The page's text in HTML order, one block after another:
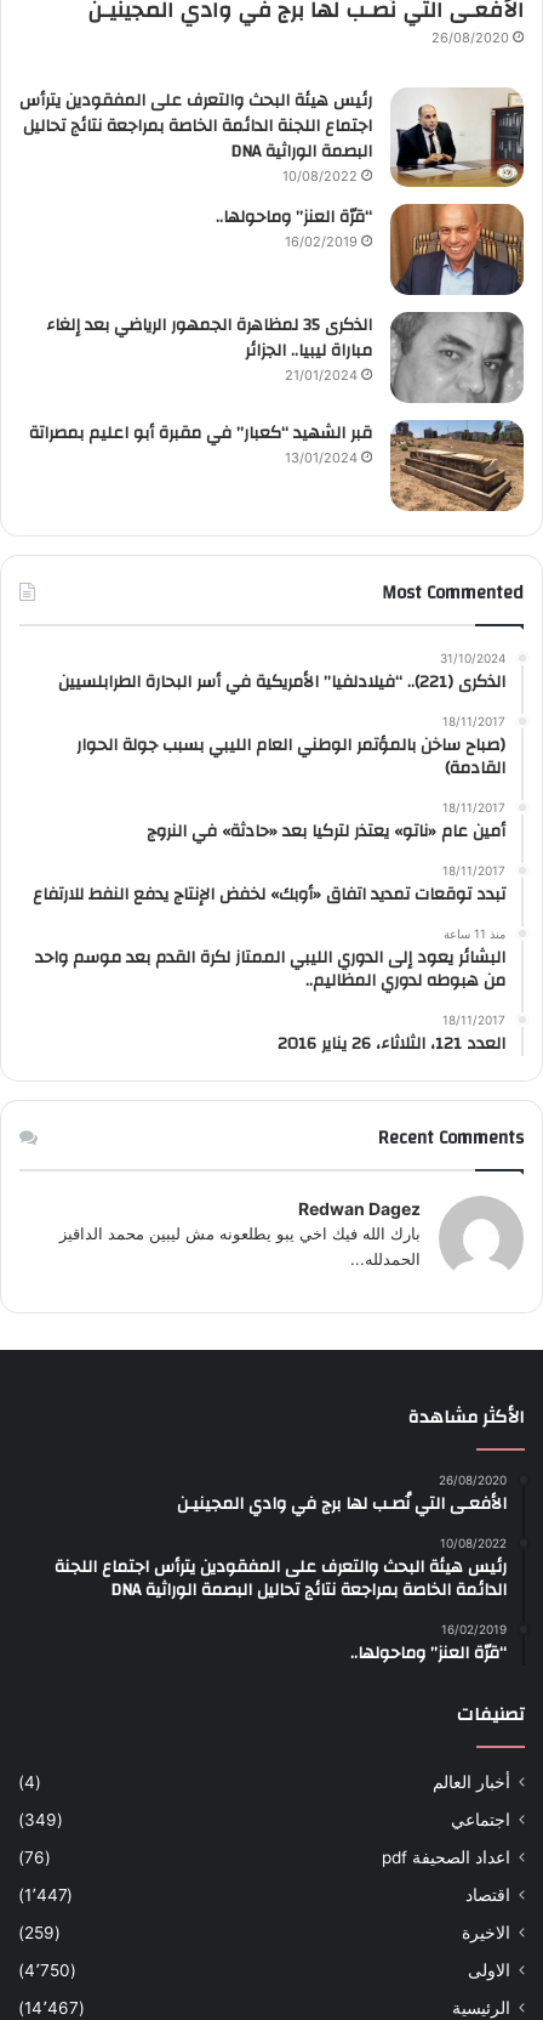
الأفعـى التي نُصـب لها برج في وادي المجينيـن
26/08/2020
رئيس هيئة البحث والتعرف على المفقودين يترأس
اجتماع اللجنة الدائمة الخاصة بمراجعة نتائج تحاليل
البصمة الوراثية DNA
10/08/2022
“قرّة العنز” وماحولها..
16/02/2019
الذكرى 35 لمظاهرة الجمهور الرياضي بعد إلغاء
مباراة ليبيا.. الجزائر
21/01/2024
قبر الشهيد “كعبار” في مقبرة أبو اعليم بمصراتة
13/01/2024
Most Commented
31/10/2024
الذكرى (221).. “فيلادلفيا” الأمريكية في أسر البحارة الطرابلسيين
18/11/2017
(صباح ساخن بالمؤتمر الوطني العام الليبي بسبب جولة الحوار
القادمة)
18/11/2017
أمين عام «ناتو» يعتذر لتركيا بعد «حادثة» في النروج
18/11/2017
تبدد توقعات تمديد اتفاق «أوبك» لخفض الإنتاج يدفع النفط للارتفاع
منذ 11 ساعة
البشائر يعود إلى الدوري الليبي الممتاز لكرة القدم بعد موسم واحد
من هبوطه لدوري المظاليم..
18/11/2017
العدد 121، الثلاثاء، 26 يناير 2016
Recent Comments
Redwan Dagez
بارك الله فيك اخي يبو يطلعونه مش ليبين محمد الداقيز
الحمدلله...
الأكثر مشاهدة
26/08/2020
الأفعـى التي نُصـب لها برج في وادي المجينيـن
10/08/2022
رئيس هيئة البحث والتعرف على المفقودين يترأس اجتماع اللجنة
الدائمة الخاصة بمراجعة نتائج تحاليل البصمة الوراثية DNA
16/02/2019
“قرّة العنز” وماحولها..
تصنيفات
أخبار العالم
(4)
اجتماعي
(349)
اعداد الصحيفة pdf
(76)
اقتصاد
(1٬447)
الاخيرة
(259)
الاولى
(4٬750)
الرئيسية
(14٬467)